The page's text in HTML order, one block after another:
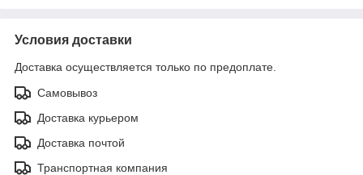
Условия доставки
Доставка осуществляется только по предоплате.
Самовывоз
Доставка курьером
Доставка почтой
Транспортная компания